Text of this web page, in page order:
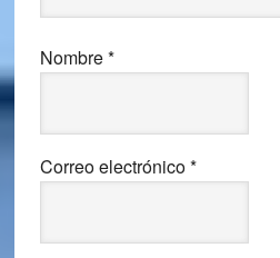
Nombre*
Correo electrónico*